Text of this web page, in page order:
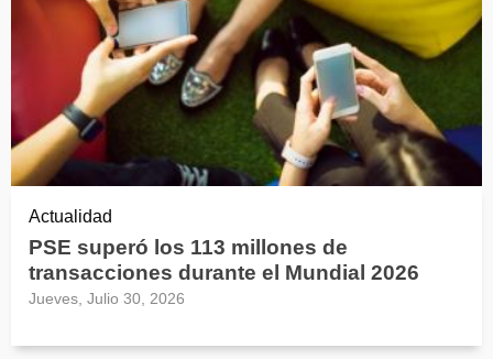
Actualidad
PSE superó los 113 millones de
transacciones durante el Mundial 2026
Jueves, Julio 30, 2026